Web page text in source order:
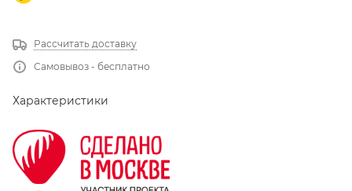
Рассчитать доставку
Самовывоз - бесплатно
Характеристики